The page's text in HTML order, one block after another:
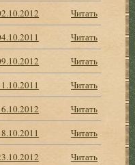
Читать
Читать
Читать
Читать
Читать
Читать
Читать